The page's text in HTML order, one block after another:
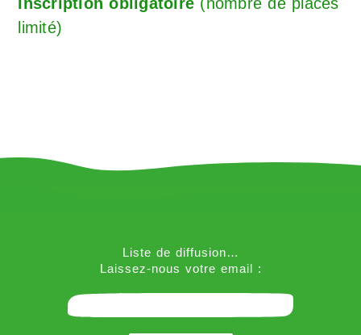
limité)
Liste de diffusion…
Laissez-nous votre email :